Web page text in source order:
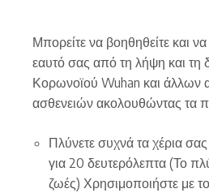
Μπορείτε να βοηθηθείτε και
εαυτό σας από τη λήψη και τη
Κορωνοϊού Wuhan και άλλων
ασθενειών ακολουθώντας τα
Πλύνετε συχνά τα χέρια
για 20 δευτερόλεπτα (Το
ζωές) Χρησιμοποιήστε με